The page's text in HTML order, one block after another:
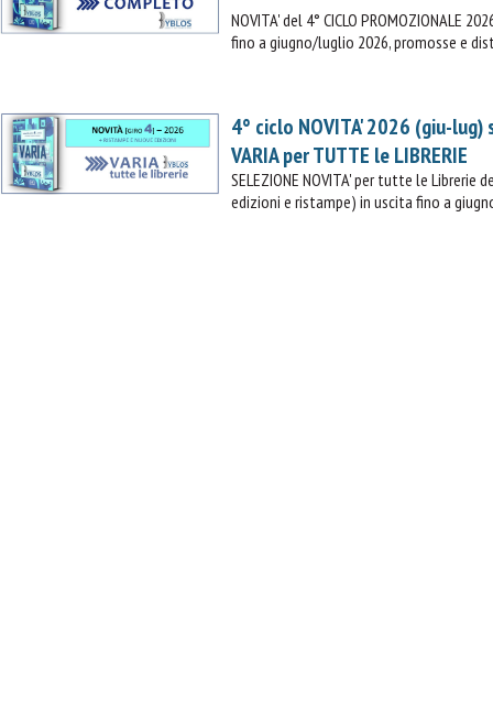
NOVITA' del 4° CICLO PROMOZIONALE
fino a giugno/luglio 2026, promosse e
4° ciclo NOVITA' 2026 (giu-lug)
VARIA per TUTTE le LIBRERIE
SELEZIONE NOVITA' per tutte le Librerie
edizioni e ristampe) in uscita fino a
Confezione dapezzi
CONTINUA GLI ACQUISTI
VAI AL CARRELLO